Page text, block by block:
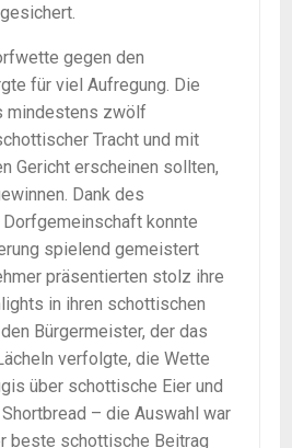
gegen den
für viel Aufregung. Die
mindestens zwölf
Tracht und mit
Gericht erscheinen sollten,
Dank des
konnte
spielend gemeistert
präsentierten stolz ihre
in ihren schottischen
Bürgermeister, der das
verfolgte, die Wette
über schottische Eier und
– die Auswahl war
beste schottische Beitrag